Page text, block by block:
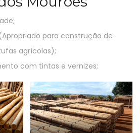
para construção de
agrícolas);
com tintas e vernizes;